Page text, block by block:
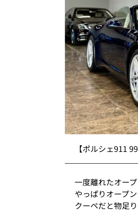
【ポルシェ911
一度離れたオー
やっぱりオープ
クーペだと物足